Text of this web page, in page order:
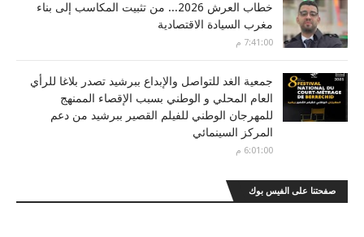
خطاب العرش 2026... من تثبيت المكاسب إلى بناء
مغرب السيادة الاقتصادية
7:41:00 م
جمعية الغد للتواصل والإبداع ببرشيد تصدر بلاغا للرأي
العام المحلي و الوطني بسبب الإقصاء الممنهج
للمهرجان الوطني للفيلم القصير ببرشيد من دعم
المركز السينمائي
6:01:00 م
صفحتنا على الفيس بوك